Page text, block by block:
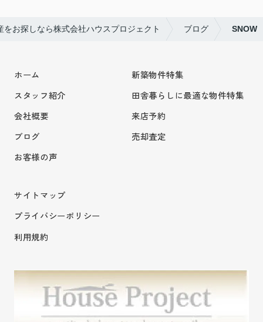
をお探しなら株式会社ハウスプロジェクト ブログ SNOW
ホーム
スタッフ紹介
会社概要
ブログ
お客様の声
新築物件特集
田舎暮らしに最適な物件特集
来店予約
売却査定
サイトマップ
プライバシーポリシー
利用規約